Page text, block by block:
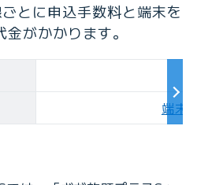
とに申込手数料と端末を
がかかります。
端末